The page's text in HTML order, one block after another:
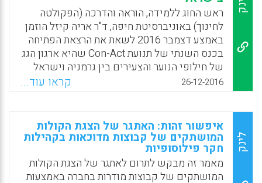
להישמע. זהויות המנהלות הוצגו באמצעות חמש
נקודות מבט: תפיסותיהן העצמיות, קשריהן עם
הסגל, קשריהן עם ההורים, מיקומן בין הסגל
להורים והשקפותיהן החינוכיות.
WhatsApp
Facebook
Email
X
ראש החוג ללמידה, הוראה והדרכה (הפקולטה
לחינוך) באוניברסיטת חיפה, ד"ר אריה קיזל הוזמן
באמצע דצמבר 2016 לשאת את הרצאת הפתיחה
בכנס השנתי של תנועת Con-Act שהיא ארגון הגג
של חילופי הנוער והצעירים בין גרמניה וישראל
(ארגון שנוסד בשנת 2000). ההרצאה ניתנה
במסגרת הכנס שנושאו היה Living Diversity
והתקיים בעיר ויטנברג שבגרמניה (העיר בה
ממוקם המטה של הארגון שהוקם ביוזמת נשיא
גרמניה). מדי שנה נוטל הארגון נושא לפעולה
והשנה הנושא של Diversity נבחר להיות הנושא
המרכזי. בכנס השתתפו ראשי ארגונים גרמנים
וישראלים העוסקים בחילופי נוער וצעירים אשר
26-12-2016 קראו עוד...
לינק
איפשור זהות: האתגר של הצגת הקולות
המושתקים של קבוצות מדוכאות בקהילות
חקר פילוסופיות
מאמר זה מבקש לתרום לאתגר של הצגת הקולות
המושתקים של קבוצות מודרות בחברה באמצעות